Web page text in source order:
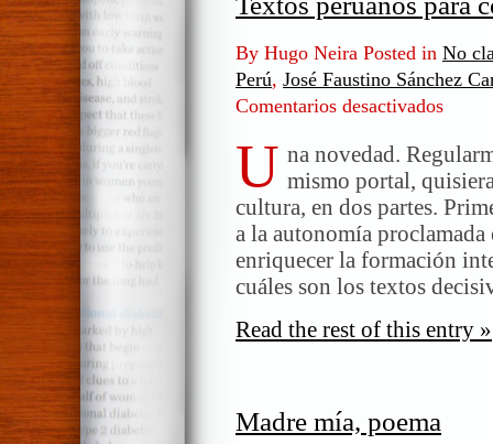
By Hugo Neira Posted in No
Perú, José Faustino Sánchez
Comentarios desactivados
para
conocer
U na novedad.
mismo portal,
cultura, en dos partes.
a la autonomía
enriquecer la formación
cuáles son los textos
Read the rest of this entry »
Madre mía, poema